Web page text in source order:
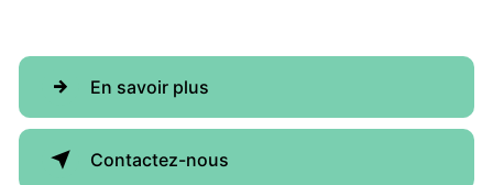
En savoir plus
Contactez-nous